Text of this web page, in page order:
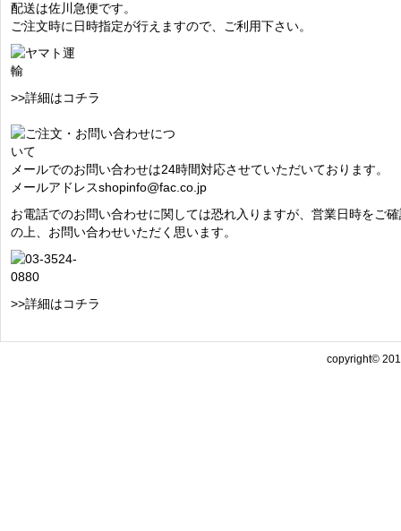
配送は佐川急便です。
ご注文時に日時指定が行えますので、ご利用下さい。
>>詳細はコチラ
メールでのお問い合わせは24時間対応させていただいております。
メールアドレスshopinfo@fac.co.jp
お電話でのお問い合わせに関しては恐れ入りますが、営業日時をご
の上、お問い合わせいただく思います。
>>詳細はコチラ
copyright©